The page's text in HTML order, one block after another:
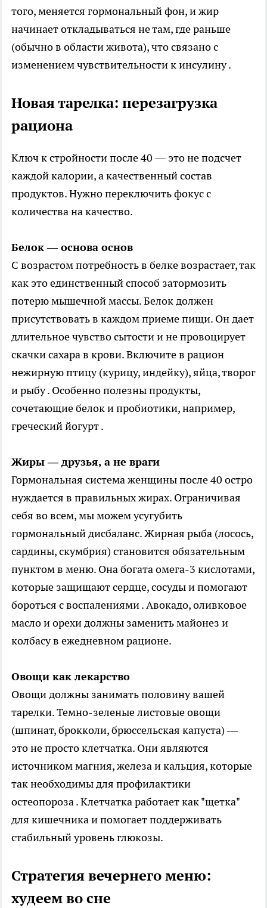
того, меняется гормональный фон, и жир
начинает откладываться не там, где раньше
(обычно в области живота), что связано с
изменением чувствительности к инсулину .
Новая тарелка: перезагрузка
рациона
Ключ к стройности после 40 — это не подсчет
каждой калории, а качественный состав
продуктов. Нужно переключить фокус с
количества на качество.
Белок — основа основ
С возрастом потребность в белке возрастает, так
как это единственный способ затормозить
потерю мышечной массы. Белок должен
присутствовать в каждом приеме пищи. Он дает
длительное чувство сытости и не провоцирует
скачки сахара в крови. Включите в рацион
нежирную птицу (курицу, индейку), яйца, творог
и рыбу . Особенно полезны продукты,
сочетающие белок и пробиотики, например,
греческий йогурт .
Жиры — друзья, а не враги
Гормональная система женщины после 40 остро
нуждается в правильных жирах. Ограничивая
себя во всем, мы можем усугубить
гормональный дисбаланс. Жирная рыба (лосось,
сардины, скумбрия) становится обязательным
пунктом в меню. Она богата омега-3 кислотами,
которые защищают сердце, сосуды и помогают
бороться с воспалениями . Авокадо, оливковое
масло и орехи должны заменить майонез и
колбасу в ежедневном рационе.
Овощи как лекарство
Овощи должны занимать половину вашей
тарелки. Темно-зеленые листовые овощи
(шпинат, брокколи, брюссельская капуста) —
это не просто клетчатка. Они являются
источником магния, железа и кальция, которые
так необходимы для профилактики
остеопороза . Клетчатка работает как "щетка"
для кишечника и помогает поддерживать
стабильный уровень глюкозы.
Стратегия вечернего меню:
худеем во сне